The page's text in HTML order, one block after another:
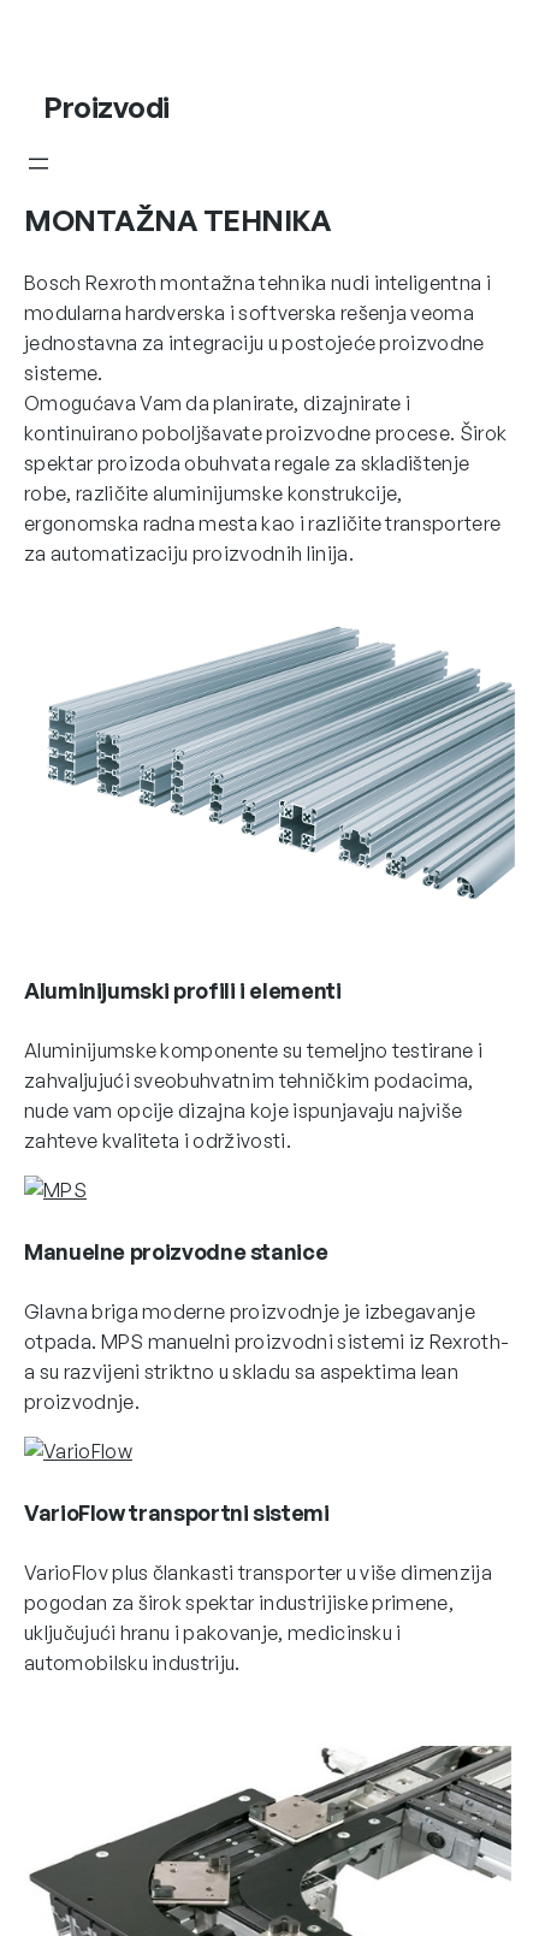
Proizvodi
MONTAŽNA TEHNIKA
Bosch Rexroth montažna tehnika nudi inteligentna i
modularna hardverska i softverska rešenja veoma
jednostavna za integraciju u postojeće proizvodne
sisteme.
Omogućava Vam da planirate, dizajnirate i
kontinuirano poboljšavate proizvodne procese. Širok
spektar proizoda obuhvata regale za skladištenje
robe, različite aluminijumske konstrukcije,
ergonomska radna mesta kao i različite transportere
za automatizaciju proizvodnih linija.
Aluminijumski profili i elementi
Aluminijumske komponente su temeljno testirane i
zahvaljujući sveobuhvatnim tehničkim podacima,
nude vam opcije dizajna koje ispunjavaju najviše
zahteve kvaliteta i održivosti.
Manuelne proizvodne stanice
Glavna briga moderne proizvodnje je izbegavanje
otpada. MPS manuelni proizvodni sistemi iz Rexroth-
a su razvijeni striktno u skladu sa aspektima lean
proizvodnje.
VarioFlow transportni sistemi
VarioFlov plus člankasti transporter u više dimenzija
pogodan za širok spektar industrijiske primene,
uključujući hranu i pakovanje, medicinsku i
automobilsku industriju.